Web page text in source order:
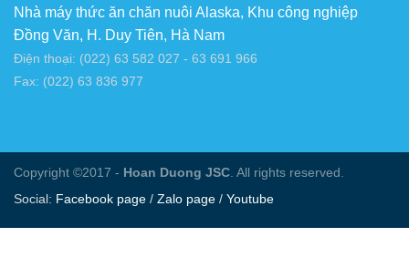
Nhà máy thức ăn chăn nuôi Alaska, Khu công nghiệp
Đồng Văn, H. Duy Tiên, Hà Nam
Điện thoại: (022) 63 582 027 - 63 691 966
Fax: (022) 63 836 977
Copyright ©2017 - Hoan Duong JSC. All rights reserved.
Social: Facebook page / Zalo page / Youtube